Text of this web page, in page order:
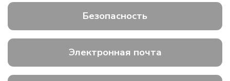
Безопасность
Электронная почта